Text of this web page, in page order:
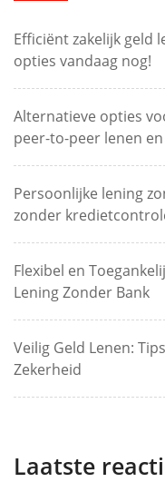
Efficiënt zakelijk geld
opties vandaag nog!
Alternatieve opties
peer-to-peer lenen
Persoonlijke lening
zonder
Flexibel en
Lening Zonder Bank
Veilig Geld Lenen:
Zekerheid
Laatste